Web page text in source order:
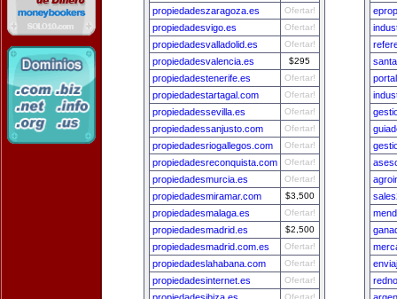
propiedadeszaragoza.es Ofertar!
propiedadesvigo.es Ofertar!
propiedadesvalladolid.es Ofertar!
propiedadesvalencia.es $295
propiedadestenerife.es Ofertar!
propiedadestartagal.com Ofertar!
propiedadessevilla.es Ofertar!
propiedadessanjusto.com Ofertar!
propiedadesriogallegos.com Ofertar!
propiedadesreconquista.com Ofertar!
propiedadesmurcia.es Ofertar!
propiedadesmiramar.com $3,500
propiedadesmalaga.es Ofertar!
propiedadesmadrid.es $2,500
propiedadesmadrid.com.es Ofertar!
propiedadeslahabana.com Ofertar!
propiedadesinternet.es Ofertar!
Ofertar!